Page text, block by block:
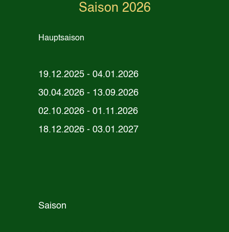
Saison 2026
Hauptsaison
19.12.2025 - 04.01.2026
30.04.2026 - 13.09.2026
02.10.2026 - 01.11.2026
18.12.2026 - 03.01.2027
Saison